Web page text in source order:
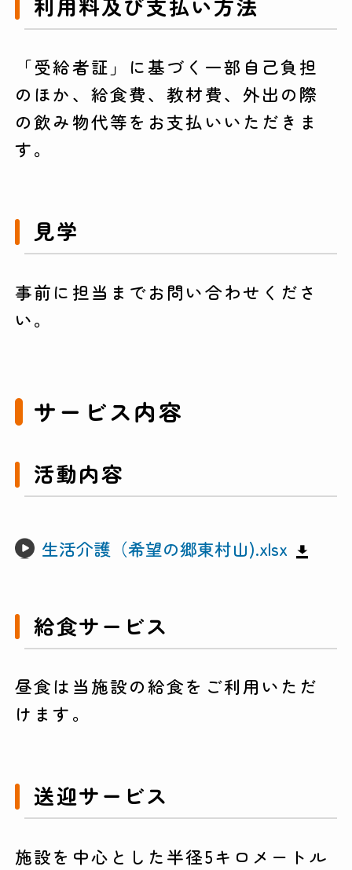
「受給者証」に基づく一部自己負担
のほか、給食費、教材費、外出の際
の飲み物代等をお支払いいただきま
す。
見学
事前に担当までお問い合わせくださ
い。
サービス内容
活動内容
生活介護（希望の郷東村山).xlsx
給食サービス
昼食は当施設の給食をご利用いただ
けます。
送迎サービス
施設を中心とした半径5キロメートル